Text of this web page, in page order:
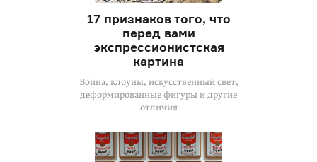
17 признаков того, что
перед вами
экспрессионистская
картина
Война, клоуны, искусственный свет,
деформированные фигуры и другие
отличия